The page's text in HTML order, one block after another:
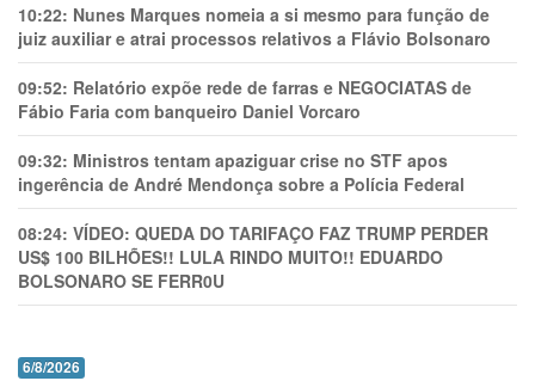
10:22: Nunes Marques nomeia a si mesmo para função de
juiz auxiliar e atrai processos relativos a Flávio Bolsonaro
09:52: Relatório expõe rede de farras e NEGOCIATAS de
Fábio Faria com banqueiro Daniel Vorcaro
09:32: Ministros tentam apaziguar crise no STF apos
ingerência de André Mendonça sobre a Polícia Federal
08:24: VÍDEO: QUEDA DO TARIFAÇO FAZ TRUMP PERDER
US$ 100 BILHÕES!! LULA RINDO MUITO!! EDUARDO
BOLSONARO SE FERR0U
6/8/2026